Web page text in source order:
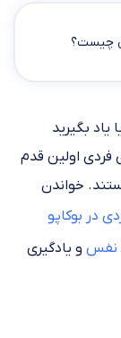
چیست؟
یاد بگیرید
اولین قدم
خواندن
در بوکاپو
نفس و یادگیری